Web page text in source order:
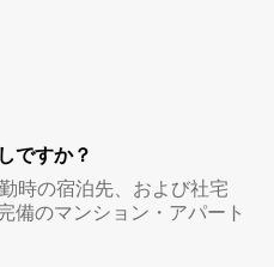
ですか？
時の宿泊先、および社宅
備のマンション・アパート